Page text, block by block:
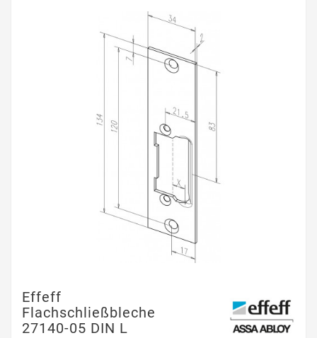
Effeff
Flachschließbleche
27140-05 DIN L